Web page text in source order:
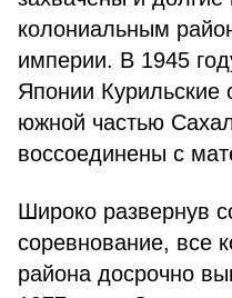
колониальным
империи. В 1945
Японии Курильские
южной частью
воссоединены с
Широко развернув
соревнование, все
района досрочно